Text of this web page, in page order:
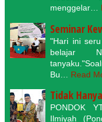
menggelar…
Seminar
"Hari ini
belajar
Bu…
Read
Tidak
PONDOK
Ilmiyah